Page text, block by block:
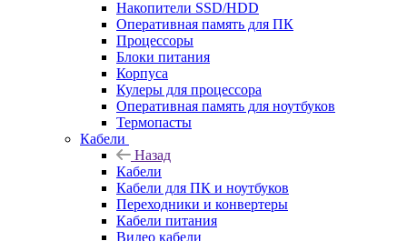
Накопители SSD/HDD
Оперативная память для ПК
Процессоры
Блоки питания
Корпуса
Кулеры для процессора
Оперативная память для ноутбуков
Термопасты
Кабели
Назад
Кабели
Кабели для ПК и ноутбуков
Переходники и конвертеры
Кабели питания
Видео кабели